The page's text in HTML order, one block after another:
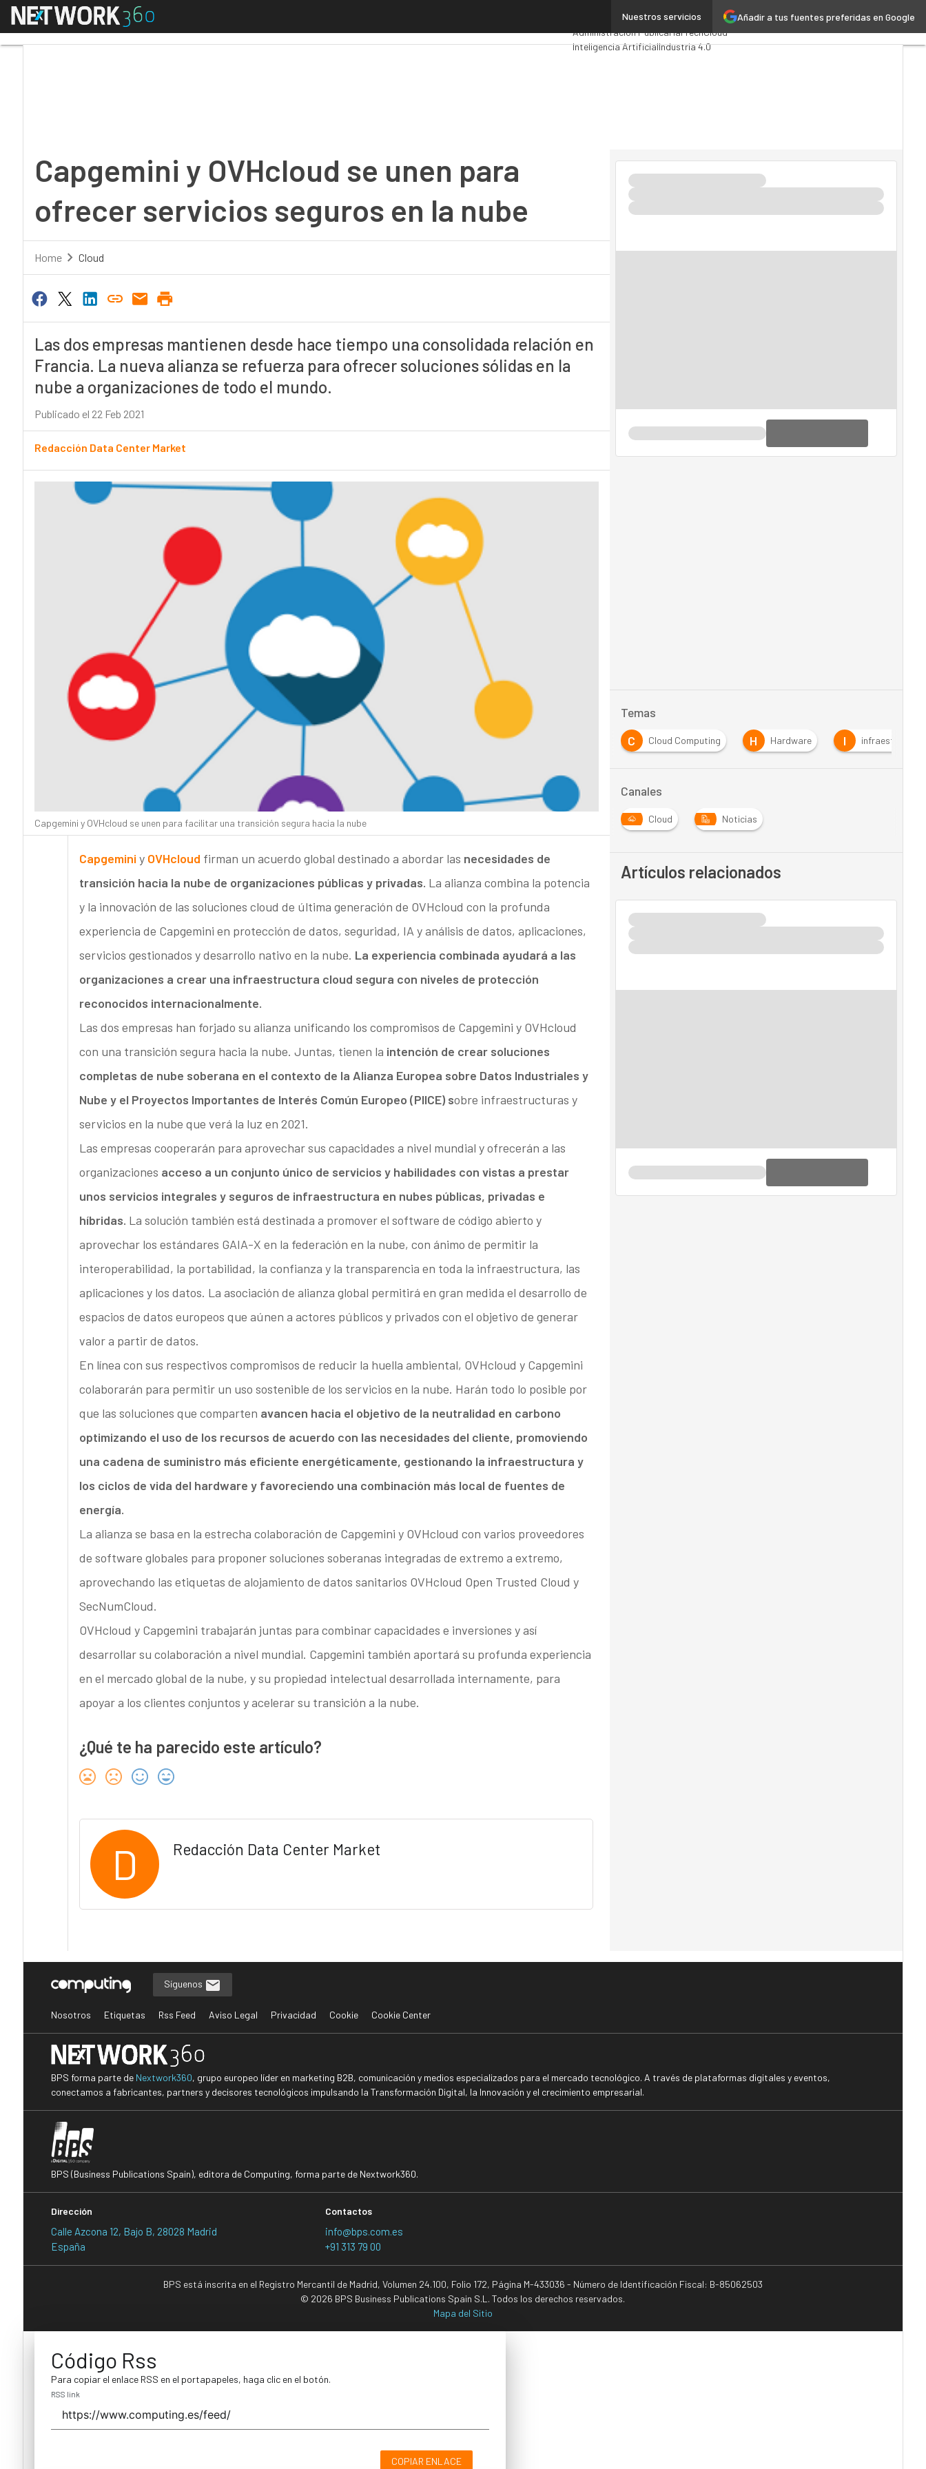
Añadir a tus fuentes preferidas en Google
Nuestros servicios
Menú Premios ComputingAnalytics
Administración PúblicaMarTechCloud
Inteligencia ArtificialIndustria 4.0
Capgemini y OVHcloud se unen para
ofrecer servicios seguros en la nube
Home Cloud
Las dos empresas mantienen desde hace tiempo una consolidada relación en
Francia. La nueva alianza se refuerza para ofrecer soluciones sólidas en la
nube a organizaciones de todo el mundo.
Publicado el 22 Feb 2021
Redacción Data Center Market
Capgemini y OVHcloud se unen para facilitar una transición segura hacia la nube
Capgeminiy OVHcloud firman un acuerdo global destinado a abordar las necesidades de
transición hacia la nube de organizaciones públicas y privadas. La alianza combina la potencia
y la innovación de las soluciones cloud de última generación de OVHcloud con la profunda
experiencia de Capgemini en protección de datos, seguridad, IA y análisis de datos, aplicaciones,
servicios gestionados y desarrollo nativo en la nube. La experiencia combinada ayudará a las
organizaciones a crear una infraestructura cloud segura con niveles de protección
reconocidos internacionalmente.
Las dos empresas han forjado su alianza unificando los compromisos de Capgemini y OVHcloud
con una transición segura hacia la nube. Juntas, tienen la intención de crear soluciones
completas de nube soberana en el contexto de la Alianza Europea sobre Datos Industriales y
Nube y el Proyectos Importantes de Interés Común Europeo (PIICE) sobre infraestructuras y
servicios en la nube que verá la luz en 2021.
Las empresas cooperarán para aprovechar sus capacidades a nivel mundial y ofrecerán a las
organizaciones acceso a un conjunto único de servicios y habilidades con vistas a prestar
unos servicios integrales y seguros de infraestructura en nubes públicas, privadas e
híbridas. La solución también está destinada a promover el software de código abierto y
aprovechar los estándares GAIA-X en la federación en la nube, con ánimo de permitir la
interoperabilidad, la portabilidad, la confianza y la transparencia en toda la infraestructura, las
aplicaciones y los datos. La asociación de alianza global permitirá en gran medida el desarrollo de
espacios de datos europeos que aúnen a actores públicos y privados con el objetivo de generar
valor a partir de datos.
En línea con sus respectivos compromisos de reducir la huella ambiental, OVHcloud y Capgemini
colaborarán para permitir un uso sostenible de los servicios en la nube. Harán todo lo posible por
que las soluciones que comparten avancen hacia el objetivo de la neutralidad en carbono
optimizando el uso de los recursos de acuerdo con las necesidades del cliente, promoviendo
una cadena de suministro más eficiente energéticamente, gestionando la infraestructura y
los ciclos de vida del hardware y favoreciendo una combinación más local de fuentes de
energía.
La alianza se basa en la estrecha colaboración de Capgemini y OVHcloud con varios proveedores
de software globales para proponer soluciones soberanas integradas de extremo a extremo,
aprovechando las etiquetas de alojamiento de datos sanitarios OVHcloud Open Trusted Cloud y
SecNumCloud.
OVHcloud y Capgemini trabajarán juntas para combinar capacidades e inversiones y así
desarrollar su colaboración a nivel mundial. Capgemini también aportará su profunda experiencia
en el mercado global de la nube, y su propiedad intelectual desarrollada internamente, para
apoyar a los clientes conjuntos y acelerar su transición a la nube.
¿Qué te ha parecido este artículo?
D Redacción Data Center Market
Temas
C Cloud Computing H Hardware I
Canales
Cloud Noticias
Artículos relacionados
Síguenos
Nosotros Etiquetas Rss Feed Aviso Legal Privacidad Cookie Cookie Center
BPS forma parte de Nextwork360, grupo europeo líder en marketing B2B, comunicación y medios especializados para el mercado tecnológico. A través de plataformas digitales y eventos,
conectamos a fabricantes, partners y decisores tecnológicos impulsando la Transformación Digital, la Innovación y el crecimiento empresarial.
BPS (Business Publications Spain), editora de Computing, forma parte de Nextwork360.
Dirección
Calle Azcona 12, Bajo B, 28028 Madrid
España
Contactos
info@bps.com.es
+91 313 79 00
BPS está inscrita en el Registro Mercantil de Madrid, Volumen 24.100, Folio 172, Página M-433036 - Número de Identificación Fiscal: B-85062503
© 2026 BPS Business Publications Spain S.L. Todos los derechos reservados.
Mapa del Sitio
Código Rss
Para copiar el enlace RSS en el portapapeles, haga clic en el botón.
RSS link
COPIAR ENLACE